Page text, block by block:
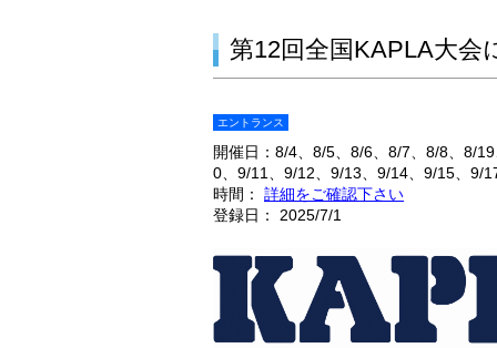
第12回全国KAPLA大会
エントランス
開催日： 8/4 8/5 8/6 8/7 8/8
8/19
0
9/11 9/12 9/13 9/14 9/15
9/
時間： 詳細をご確認下さい
登録日： 2025/7/1